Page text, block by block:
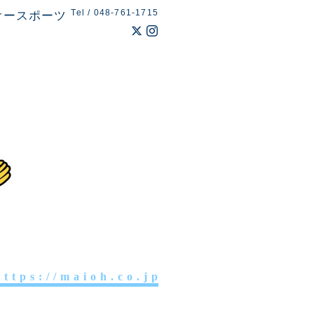
ースポーツ Tel / 048-761-1715
t t p s : / / m a i o h . c o . j p